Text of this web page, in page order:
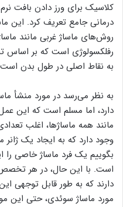
کلاسیک برای ورز دادن بافت
درمانی جامع تعریف کرد. این
روش‌های ماساژ غربی مانند
رفلکسولوژی است که بر اساس
به نقاط اصلی در طول بدن
به نظر می‌رسد در مورد منشأ
دارد، اما مسلم است که این
مانند همه ماساژها، اغلب
وجود دارد که به ایجاد یک ژانر
بگوییم یک فرد ماساژ خاصی
است. با این حال، در هر
دارند که به طور قابل توجهی
مورد ماساژ سوئدی، حتی این